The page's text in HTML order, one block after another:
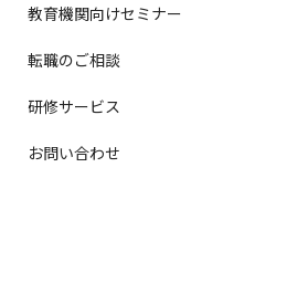
教育機関向けセミナー
転職のご相談
研修サービス
お問い合わせ